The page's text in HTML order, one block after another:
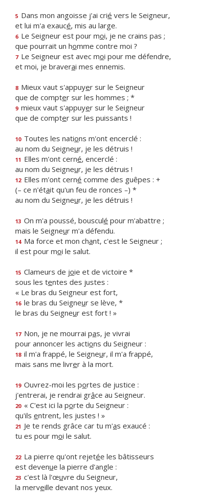
5 Dans mon angoisse j'ai crié vers le Seigneur,
et lui m'a exaucé, mis au large.
6 Le Seigneur est pour moi, je ne crains pas ;
que pourrait un homme contre moi ?
7 Le Seigneur est avec moi pour me défendre,
et moi, je braverai mes ennemis.
8 Mieux vaut s'appuyer sur le Seigneur
que de compter sur les hommes ; *
9 mieux vaut s'appuyer sur le Seigneur
que de compter sur les puissants !
10 Toutes les nations m'ont encerclé :
au nom du Seigneur, je les détruis !
11 Elles m'ont cerné, encerclé :
au nom du Seigneur, je les détruis !
12 Elles m'ont cerné comme des guêpes : +
(– ce n'était qu'un feu de ronces –) *
au nom du Seigneur, je les détruis !
13 On m'a poussé, bousculé pour m'abattre ;
mais le Seigneur m'a défendu.
14 Ma force et mon chant, c'est le Seigneur ;
il est pour moi le salut.
15 Clameurs de joie et de victoire *
sous les tentes des justes :
« Le bras du Seigneur est fort,
16 le bras du Seigneur se lève, *
le bras du Seigneur est fort ! »
17 Non, je ne mourrai pas, je vivrai
pour annoncer les actions du Seigneur :
18 il m'a frappé, le Seigneur, il m'a frappé,
mais sans me livrer à la mort.
19 Ouvrez-moi les portes de justice :
j'entrerai, je rendrai grâce au Seigneur.
20 « C'est ici la porte du Seigneur :
qu'ils entrent, les justes ! »
21 Je te rends grâce car tu m'as exaucé :
tu es pour moi le salut.
22 La pierre qu'ont rejetée les bâtisseurs
est devenue la pierre d'angle :
23 c'est là l'œuvre du Seigneur,
la merveille devant nos yeux.